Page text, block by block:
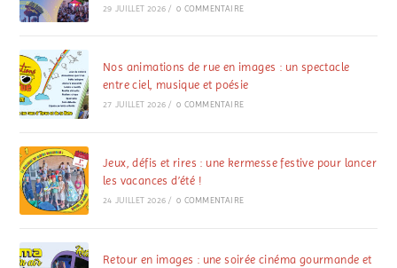
29 JUILLET 2026 / 0 COMMENTAIRE
Nos animations de rue en images : un spectacle
entre ciel, musique et poésie
27 JUILLET 2026 / 0 COMMENTAIRE
Jeux, défis et rires : une kermesse festive pour lancer
les vacances d’été !
24 JUILLET 2026 / 0 COMMENTAIRE
Retour en images : une soirée cinéma gourmande et